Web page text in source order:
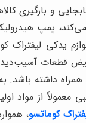
و بارگیری
می‌کند، پمپ
یدکی لیفتراک
قطعات
داشته
معمولاً از مواد
کوماتسو،